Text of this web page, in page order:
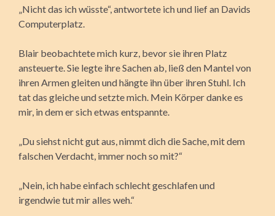
„Nicht das ich wüsste“, antwortete ich und lief an Davids
Computerplatz.
Blair beobachtete mich kurz, bevor sie ihren Platz
ansteuerte. Sie legte ihre Sachen ab, ließ den Mantel von
ihren Armen gleiten und hängte ihn über ihren Stuhl. Ich
tat das gleiche und setzte mich. Mein Körper danke es
mir, in dem er sich etwas entspannte.
„Du siehst nicht gut aus, nimmt dich die Sache, mit dem
falschen Verdacht, immer noch so mit?“
„Nein, ich habe einfach schlecht geschlafen und
irgendwie tut mir alles weh.“